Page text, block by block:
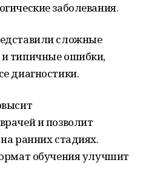
заболевания.
сложные
типичные ошибки,
диагностики.
и позволит
ранних стадиях.
обучения улучшит